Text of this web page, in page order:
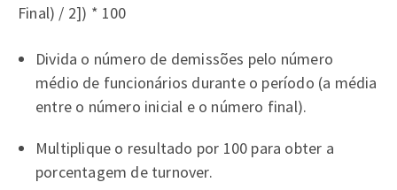
Final) / 2]) * 100
Divida o número de demissões pelo número
médio de funcionários durante o período (a média
entre o número inicial e o número final).
Multiplique o resultado por 100 para obter a
porcentagem de turnover.